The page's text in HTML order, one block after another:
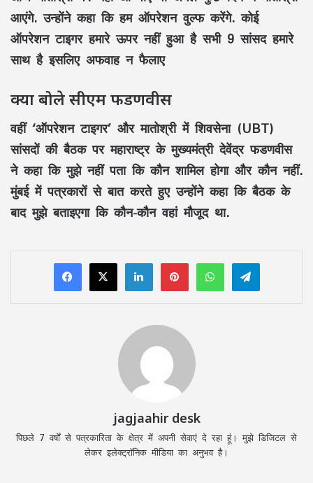
आएंगे. उन्होंने कहा कि हम ऑपरेशन वुल्फ करेंगे. कोई
ऑपरेशन टाइगर हमारे ऊपर नहीं हुआ है सभी 9 सांसद हमारे
साथ है इसलिए अफवाह न फैलाए
क्या बोले सीएम फडणवीस
वहीं ‘ऑपरेशन टाइगर’ और मातोश्री में शिवसेना (UBT)
सांसदों की बैठक पर महाराष्ट्र के मुख्यमंत्री देवेंद्र फडणवीस
ने कहा कि मुझे नहीं पता कि कौन शामिल होगा और कौन नहीं.
मुंबई में पत्रकारों से बात करते हुए उन्होंने कहा कि बैठक के
बाद मुझे बताइएगा कि कौन-कौन वहां मौजूद था.
LinkedInPinterestWhatsAppTelegram
jagjaahir desk
पिछले 7 वर्षों से पत्रकारिता के क्षेत्र में अपनी सेवाएं दे रहा हूं। मुझे डिजिटल से
लेकर इलेक्ट्रॉनिक मीडिया का अनुभव है।